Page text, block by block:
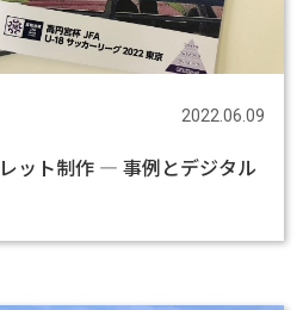
2022.06.09
ット制作 ― 事例とデジタル